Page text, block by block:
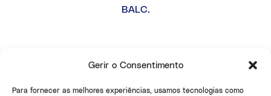
Gerir o Consentimento
Para fornecer as melhores experiências, usamos tecnologias como
BALC.